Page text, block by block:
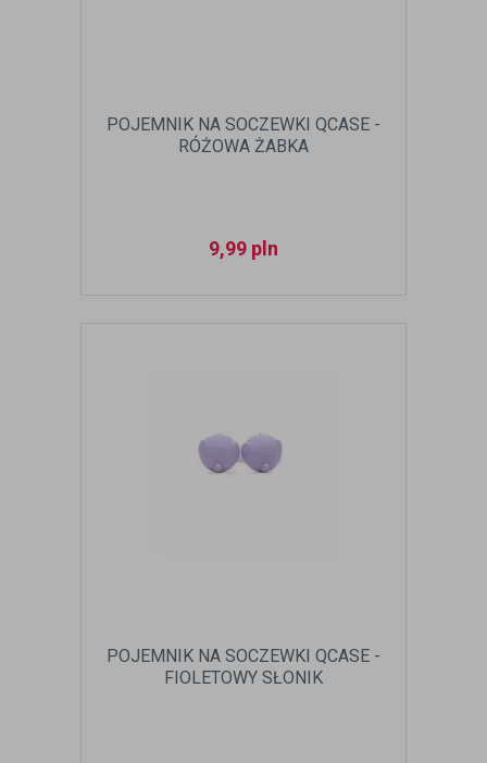
POJEMNIK NA SOCZEWKI QCASE -
RÓŻOWA ŻABKA
9,99 pln
POJEMNIK NA SOCZEWKI QCASE -
FIOLETOWY SŁONIK